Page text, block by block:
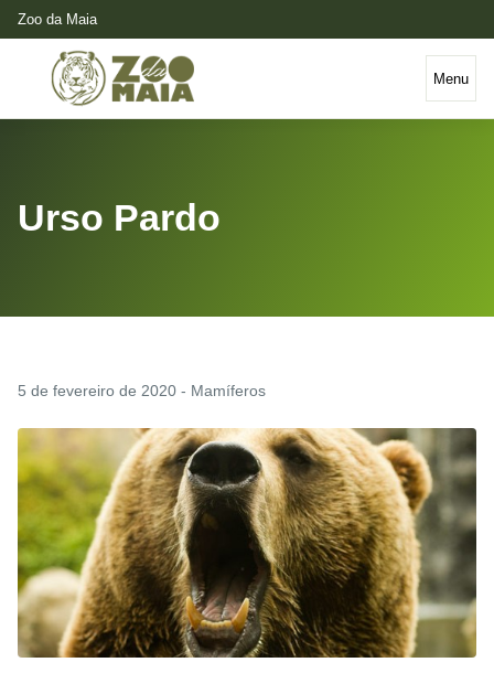
Zoo da Maia
Menu
Urso Pardo
5 de fevereiro de 2020 - Mamíferos